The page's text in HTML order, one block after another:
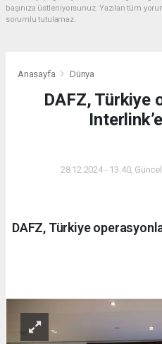
başınıza üstleniyorsunuz. Yazılan tüm
sorumlu tutulamaz.
Anasayfa Dünya
DAFZ, Türkiye
28.12.2024 - 13:40,
DAFZ, Türkiye